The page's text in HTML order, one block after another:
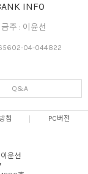
INFO
주 : 이윤선
04-044822
Q&A
침 PC버전
윤선